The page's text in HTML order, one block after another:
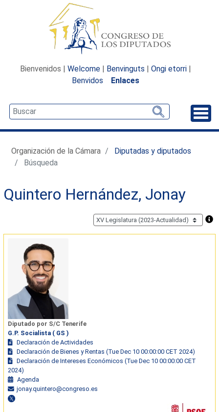
Bienvenidos | Welcome | Benvinguts | Ongi etorri |
Benvidos
Enlaces
Organización de la Cámara
Diputadas y diputados
Búsqueda
Quintero Hernández, Jonay
Diputado por S/C Tenerife
G.P. Socialista ( GS )
Declaración de Actividades
Declaración de Bienes y Rentas (Tue Dec 10 00:00:00 CET 2024)
Declaración de Intereses Económicos (Tue Dec 10 00:00:00 CET
2024)
Agenda
jonay.quintero@congreso.es